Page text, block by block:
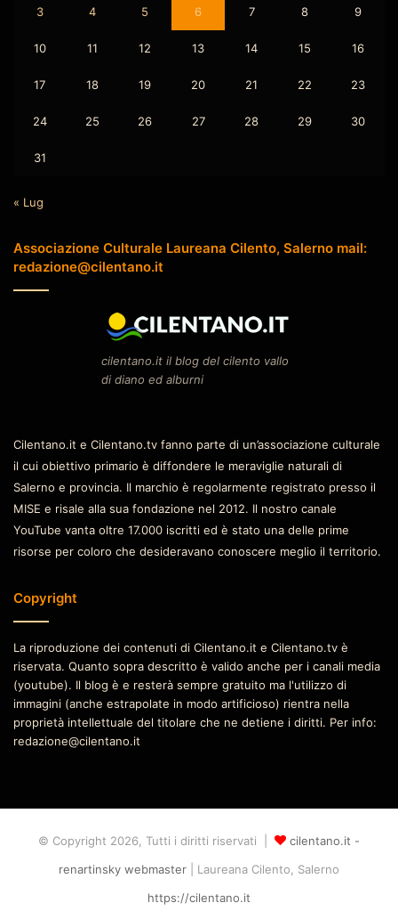
3 4 5 6 7 8 9
10 11 12 13 14 15 16
17 18 19 20 21 22 23
24 25 26 27 28 29 30
31
« Lug
Associazione Culturale Laureana Cilento, Salerno mail:
redazione@cilentano.it
cilentano.it il blog del cilento vallo
di diano ed alburni
Cilentano.it e Cilentano.tv fanno parte di un’associazione culturale
il cui obiettivo primario è diffondere le meraviglie naturali di
Salerno e provincia. Il marchio è regolarmente registrato presso il
MISE e risale alla sua fondazione nel 2012. Il nostro canale
YouTube vanta oltre 17.000 iscritti ed è stato una delle prime
risorse per coloro che desideravano conoscere meglio il territorio.
Copyright
La riproduzione dei contenuti di Cilentano.it e Cilentano.tv è
riservata. Quanto sopra descritto è valido anche per i canali media
(youtube). Il blog è e resterà sempre gratuito ma l'utilizzo di
immagini (anche estrapolate in modo artificioso) rientra nella
proprietà intellettuale del titolare che ne detiene i diritti. Per info:
redazione@cilentano.it
© Copyright 2026, Tutti i diritti riservati |
cilentano.it -
renartinsky webmaster | Laureana Cilento, Salerno
https://cilentano.it